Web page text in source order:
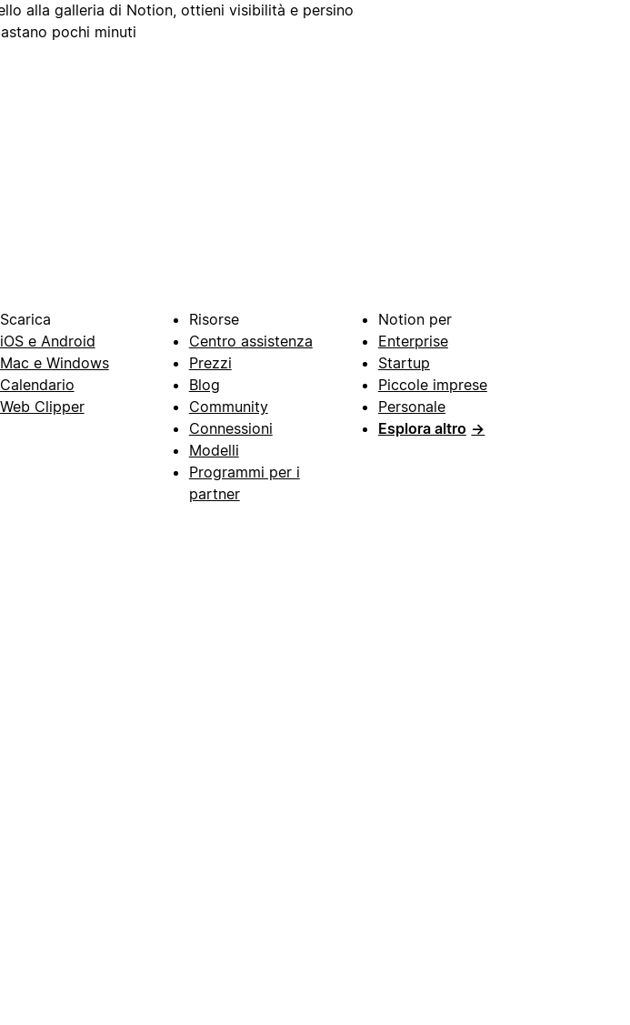
alla galleria di Notion, ottieni visibilità e persino
pochi minuti
Scarica
iOS e Android
Mac e Windows
Calendario
Web Clipper
Risorse
Centro assistenza
Prezzi
Blog
Community
Connessioni
Modelli
Programmi per i
partner
Notion per
Enterprise
Startup
Piccole imprese
Personale
Esplora altro →